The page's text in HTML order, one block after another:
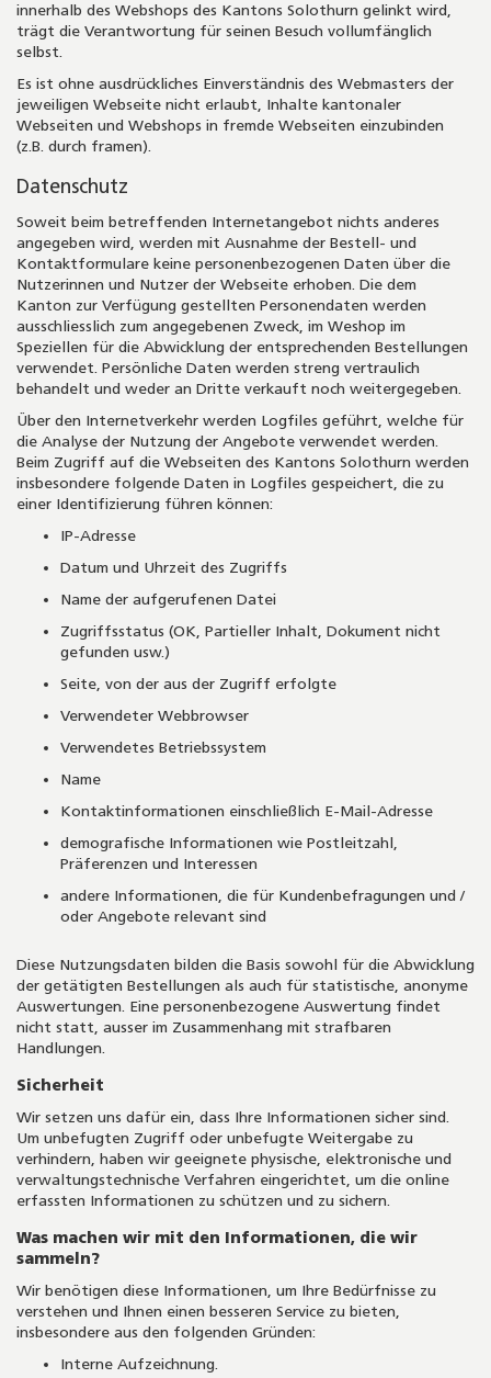
innerhalb des Webshops des Kantons Solothurn gelinkt wird,
trägt die Verantwortung für seinen Besuch vollumfänglich
selbst.
Es ist ohne ausdrückliches Einverständnis des Webmasters der
jeweiligen Webseite nicht erlaubt, Inhalte kantonaler
Webseiten und Webshops in fremde Webseiten einzubinden
(z.B. durch framen).
Datenschutz
Soweit beim betreffenden Internetangebot nichts anderes
angegeben wird, werden mit Ausnahme der Bestell- und
Kontaktformulare keine personenbezogenen Daten über die
Nutzerinnen und Nutzer der Webseite erhoben. Die dem
Kanton zur Verfügung gestellten Personendaten werden
ausschliesslich zum angegebenen Zweck, im Weshop im
Speziellen für die Abwicklung der entsprechenden Bestellungen
verwendet. Persönliche Daten werden streng vertraulich
behandelt und weder an Dritte verkauft noch weitergegeben.
Über den Internetverkehr werden Logfiles geführt, welche für
die Analyse der Nutzung der Angebote verwendet werden.
Beim Zugriff auf die Webseiten des Kantons Solothurn werden
insbesondere folgende Daten in Logfiles gespeichert, die zu
einer Identifizierung führen können:
IP-Adresse
Datum und Uhrzeit des Zugriffs
Name der aufgerufenen Datei
Zugriffsstatus (OK, Partieller Inhalt, Dokument nicht
gefunden usw.)
Seite, von der aus der Zugriff erfolgte
Verwendeter Webbrowser
Verwendetes Betriebssystem
Name
Kontaktinformationen einschließlich E-Mail-Adresse
demografische Informationen wie Postleitzahl,
Präferenzen und Interessen
andere Informationen, die für Kundenbefragungen und /
oder Angebote relevant sind
Diese Nutzungsdaten bilden die Basis sowohl für die Abwicklung
der getätigten Bestellungen als auch für statistische, anonyme
Auswertungen. Eine personenbezogene Auswertung findet
nicht statt, ausser im Zusammenhang mit strafbaren
Handlungen.
Sicherheit
Wir setzen uns dafür ein, dass Ihre Informationen sicher sind.
Um unbefugten Zugriff oder unbefugte Weitergabe zu
verhindern, haben wir geeignete physische, elektronische und
verwaltungstechnische Verfahren eingerichtet, um die online
erfassten Informationen zu schützen und zu sichern.
Was machen wir mit den Informationen, die wir
sammeln?
Wir benötigen diese Informationen, um Ihre Bedürfnisse zu
verstehen und Ihnen einen besseren Service zu bieten,
insbesondere aus den folgenden Gründen:
Interne Aufzeichnung.